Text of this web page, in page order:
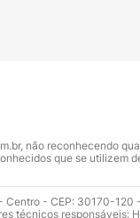
não reconhecendo
que se utilizem
Centro - CEP: 30170-
responsáveis: